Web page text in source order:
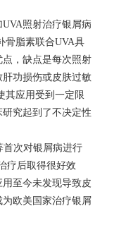
照射治疗银屑病
骨脂素联合UVA具
，缺点是每次照射
功损伤或皮肤过敏
其应用受到一定限
究起到了不决定性
次对银屑病进行
疗后取得很好效
至今未发现导致皮
欧美国家治疗银屑